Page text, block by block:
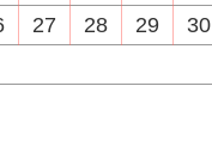
27 28 29
30